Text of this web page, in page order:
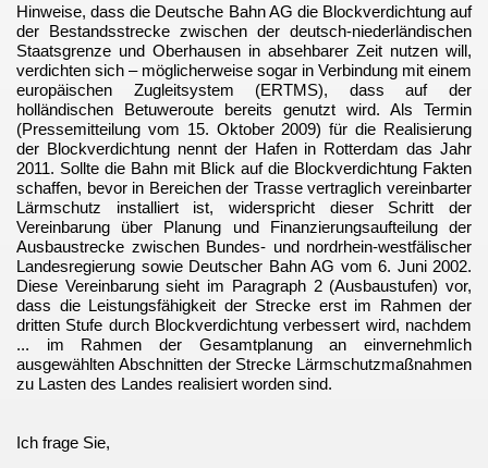
Hinweise, dass die Deutsche Bahn AG die Blockverdichtung auf
der Bestandsstrecke zwischen der deutsch-niederländischen
Staatsgrenze und Oberhausen in absehbarer Zeit nutzen will,
verdichten sich – möglicherweise sogar in Verbindung mit einem
europäischen Zugleitsystem (ERTMS), dass auf der
holländischen Betuweroute bereits genutzt wird. Als Termin
(Pressemitteilung vom 15. Oktober 2009) für die Realisierung
der Blockverdichtung nennt der Hafen in Rotterdam das Jahr
2011. Sollte die Bahn mit Blick auf die Blockverdichtung Fakten
schaffen, bevor in Bereichen der Trasse vertraglich vereinbarter
Lärmschutz installiert ist, widerspricht dieser Schritt der
Vereinbarung über Planung und Finanzierungsaufteilung der
Ausbaustrecke zwischen Bundes- und nordrhein-westfälischer
Landesregierung sowie Deutscher Bahn AG vom 6. Juni 2002.
Diese Vereinbarung sieht im Paragraph 2 (Ausbaustufen) vor,
dass die Leistungsfähigkeit der Strecke erst im Rahmen der
dritten Stufe durch Blockverdichtung verbessert wird, nachdem
... im Rahmen der Gesamtplanung an einvernehmlich
ausgewählten Abschnitten der Strecke Lärmschutzmaßnahmen
zu Lasten des Landes realisiert worden sind.
Ich frage Sie,